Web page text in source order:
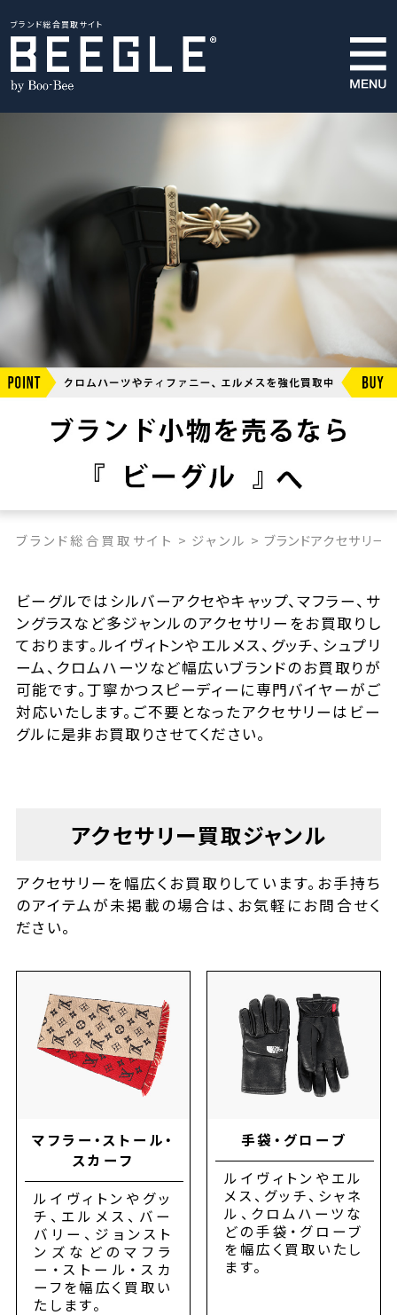
ブランド総合買取サイト
ブランド総合買取サイト > ジャンル > ブランドアクセサリー
ビーグルではシルバーアクセやキャップ、マフラー、サ
ングラスなど多ジャンルのアクセサリーをお買取りし
ております。ルイヴィトンやエルメス、グッチ、シュプリ
ーム、クロムハーツなど幅広いブランドのお買取りが
可能です。丁寧かつスピーディーに専門バイヤーがご
対応いたします。ご不要となったアクセサリーはビー
グルに是非お買取りさせてください。
アクセサリー買取ジャンル
アクセサリーを幅広くお買取りしています。お手持ち
のアイテムが未掲載の場合は、お気軽にお問合せく
ださい。
マフラー・ストール・
スカーフ
ルイヴィトンやグッ
チ、エルメス、バー
バリー、ジョンスト
ンズなどのマフラ
ー・ストール・スカ
ーフを幅広く買取い
たします。
手袋・グローブ
ルイヴィトンやエル
メス、グッチ、シャネ
ル、クロムハーツな
どの手袋・グローブ
を幅広く買取いたし
ます。